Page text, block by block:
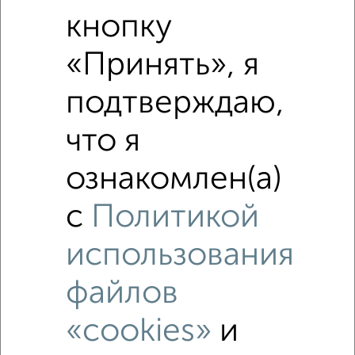
кнопку
«Принять», я
подтверждаю,
что я
ознакомлен(а)
с Политикой
использования
файлов
«cookies» и